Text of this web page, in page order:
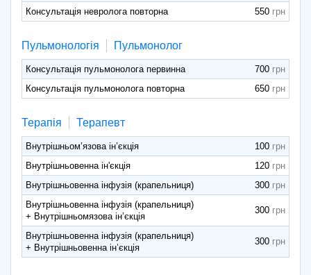
Консультація невролога повторна
550
Пульмонологія Пульмонолог
Консультація пульмонолога первинна
700
Консультація пульмонолога повторна
650
Терапія Терапевт
Внутрішньом’язова ін’єкція
100
Внутрішньовенна ін'єкція
120
Внутрішньовенна інфузія (крапельниця)
300
Внутрішньовенна інфузія (крапельниця)
+ Внутрішньомязова ін’єкція
300
Внутрішньовенна інфузія (крапельниця)
+ Внутрішньовенна ін’єкція
300